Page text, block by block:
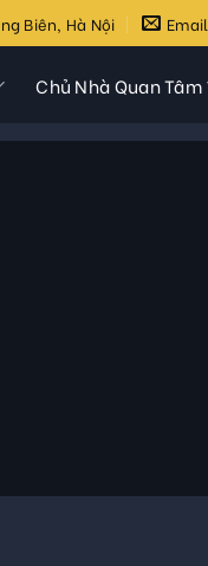
Biên, Hà Nội Email
Chủ Nhà Quan Tâm